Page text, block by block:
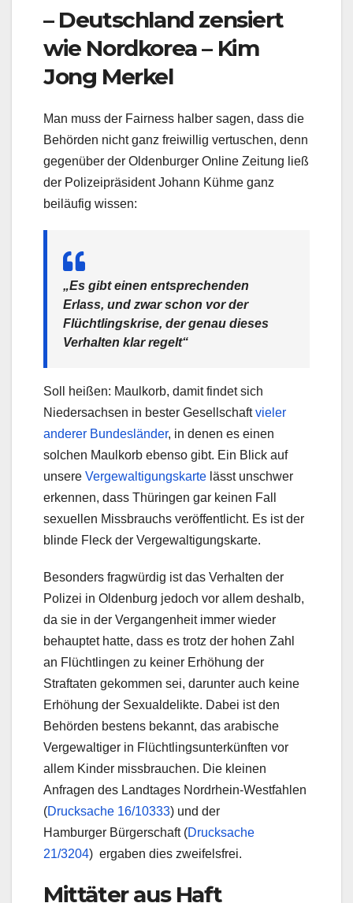
– Deutschland zensiert
wie Nordkorea – Kim
Jong Merkel
Man muss der Fairness halber sagen, dass die
Behörden nicht ganz freiwillig vertuschen, denn
gegenüber der Oldenburger Online Zeitung ließ
der Polizeipräsident Johann Kühme ganz
beiläufig wissen:
„Es gibt einen entsprechenden
Erlass, und zwar schon vor der
Flüchtlingskrise, der genau dieses
Verhalten klar regelt“
Soll heißen: Maulkorb, damit findet sich
Niedersachsen in bester Gesellschaftvieler
anderer Bundesländer, in denen es einen
solchen Maulkorb ebenso gibt. Ein Blick auf
unsere Vergewaltigungskarte lässt unschwer
erkennen, dass Thüringen gar keinen Fall
sexuellen Missbrauchs veröffentlicht. Es ist der
blinde Fleck der Vergewaltigungskarte.
Besonders fragwürdig ist das Verhalten der
Polizei in Oldenburg jedoch vor allem deshalb,
da sie in der Vergangenheit immer wieder
behauptet hatte, dass es trotz der hohen Zahl
an Flüchtlingen zu keiner Erhöhung der
Straftaten gekommen sei, darunter auch keine
Erhöhung der Sexualdelikte. Dabei ist den
Behörden bestens bekannt, das arabische
Vergewaltiger in Flüchtlingsunterkünften vor
allem Kinder missbrauchen. Die kleinen
Anfragen des Landtages Nordrhein-Westfahlen
(Drucksache 16/10333) und der
Hamburger Bürgerschaft (Drucksache
21/3204) ergaben dies zweifelsfrei.
Mittäter aus Haft